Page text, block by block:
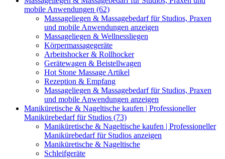
mobile Anwendungen (62)
Massageliegen & Massagebedarf für Studios, Praxen
und mobile Anwendungen anzeigen
Massageliegen & Wellnessliegen
Körpermassagegeräte
Arbeitshocker & Rollhocker
Gerätewagen & Beistellwagen
Hot Stone Massage Artikel
Rezeption & Empfang
Massageliegen & Massagebedarf für Studios, Praxen
und mobile Anwendungen anzeigen
Maniküretische & Nageltische kaufen | Professioneller
Manikürebedarf für Studios (73)
Maniküretische & Nageltische kaufen | Professioneller
Manikürebedarf für Studios anzeigen
Maniküretische & Nageltische
Schleifgeräte